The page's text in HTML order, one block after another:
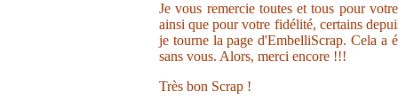
Je vous remercie toutes et tous pour
ainsi que pour votre fidélité, certains
je tourne la page d'EmbelliScrap. Cela a
sans vous. Alors, merci encore !!!
Très bon Scrap !